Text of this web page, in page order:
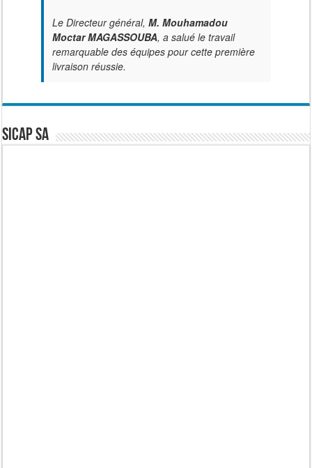
Le Directeur général, M. Mouhamadou
Moctar MAGASSOUBA, a salué le travail
remarquable des équipes pour cette première
livraison réussie.
SICAP SA